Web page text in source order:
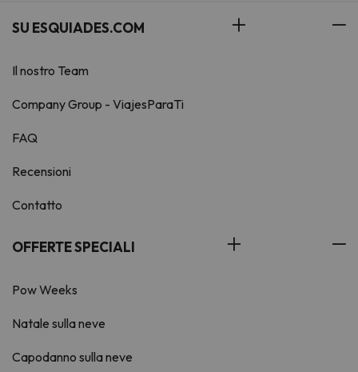
SU ESQUIADES.COM
Il nostro Team
Company Group - ViajesParaTi
FAQ
Recensioni
Contatto
OFFERTE SPECIALI
Pow Weeks
Natale sulla neve
Capodanno sulla neve